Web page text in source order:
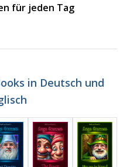
für jeden Tag
in Deutsch und